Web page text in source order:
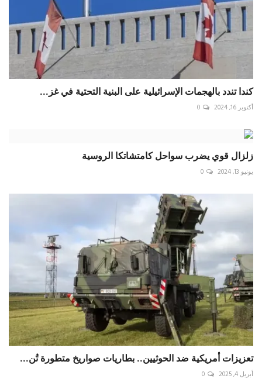
كندا تندد بالهجمات الإسرائيلية على البنية التحتية في غز...
أكتوبر 16, 2024 0
زلزال قوي يضرب سواحل كامتشاتكا الروسية
يونيو 13, 2024 0
تعزيزات أمريكية ضد الحوثيين.. بطاريات صواريخ متطورة تُن...
أبريل 4, 2025 0